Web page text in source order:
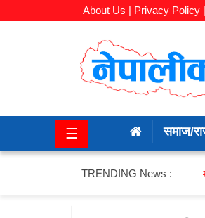
About Us | Privacy Policy |
राजनीति
☰ समाज/
TRENDING News :